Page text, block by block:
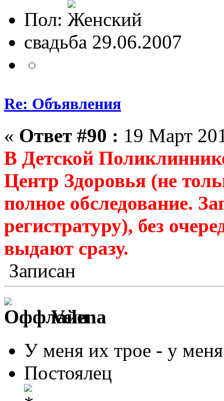
Пол:
свадьба 29.06.2007
Re: Объявления
« Ответ #90 : 19 Март
В Детской
Центр Здоровья (не
полное обследование.
регистратуру), без
выдают сразу.
Записан
Velena
У меня их трое - у
Постоялец